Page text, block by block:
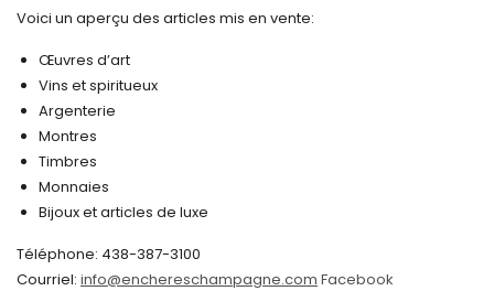
novembre 2024
octobre 2024
septembre 2024
août 2024
mai 2024
avril 2024
Voici un aperçu des articles mis en vente:
Œuvres d’art
Vins et spiritueux
Argenterie
Montres
Timbres
Monnaies
Bijoux et articles de luxe
Téléphone: 438-387-3100
Courriel: info@enchereschampagne.com Facebook